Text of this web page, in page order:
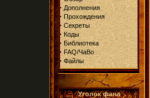
· Дополнения
· Прохождения
· Секреты
· Коды
· Библиотека
· FAQ/ЧаВо
· Файлы
Уголок фана